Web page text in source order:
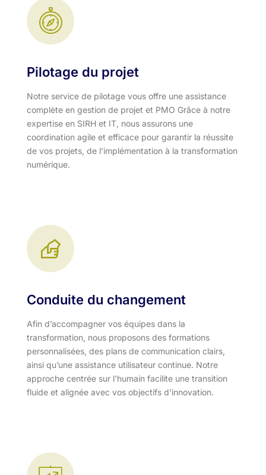
Pilotage du projet
Notre service de pilotage vous offre une assistance
complète en gestion de projet et PMO Grâce à notre
expertise en SIRH et IT, nous assurons une
coordination agile et efficace pour garantir la réussite
de vos projets, de l’implémentation à la transformation
numérique.
Conduite du changement
Afin d’accompagner vos équipes dans la
transformation, nous proposons des formations
personnalisées, des plans de communication clairs,
ainsi qu’une assistance utilisateur continue. Notre
approche centrée sur l'humain facilite une transition
fluide et alignée avec vos objectifs d'innovation.​